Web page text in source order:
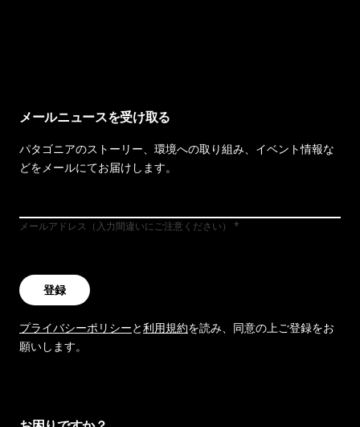
メールニュースを受け取る
パタゴニアのストーリー、環境への取り組み、イベント情報な
どをメールにてお届けします。
メールアドレス（入力間違いにご注意ください）
登録
プライバシーポリシーと利用規約を読み、同意の上ご登録をお
願いします。